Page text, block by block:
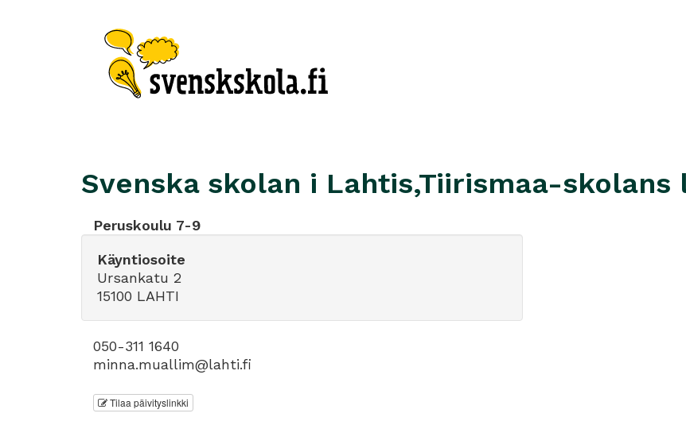
Svenska skolan i Lahtis,Tiirismaa-skolans
Peruskoulu 7-9
Käyntiosoite
Ursankatu 2
15100 LAHTI
050-311 1640
minna.muallim@lahti.fi
Tilaa päivityslinkki